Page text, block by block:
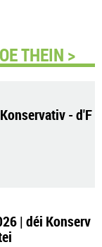
THEIN >
- d'F
| déi Konserv